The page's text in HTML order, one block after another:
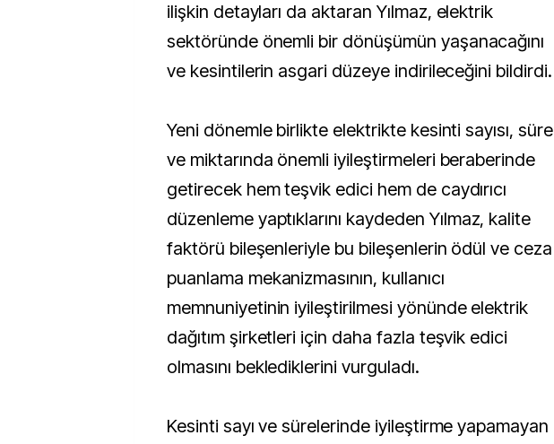
ilişkin detayları da aktaran Yılmaz, elektrik
sektöründe önemli bir dönüşümün yaşanacağını
ve kesintilerin asgari düzeye indirileceğini bildirdi.
Yeni dönemle birlikte elektrikte kesinti sayısı, süre
ve miktarında önemli iyileştirmeleri beraberinde
getirecek hem teşvik edici hem de caydırıcı
düzenleme yaptıklarını kaydeden Yılmaz, kalite
faktörü bileşenleriyle bu bileşenlerin ödül ve ceza
puanlama mekanizmasının, kullanıcı
memnuniyetinin iyileştirilmesi yönünde elektrik
dağıtım şirketleri için daha fazla teşvik edici
olmasını beklediklerini vurguladı.
Kesinti sayı ve sürelerinde iyileştirme yapamayan